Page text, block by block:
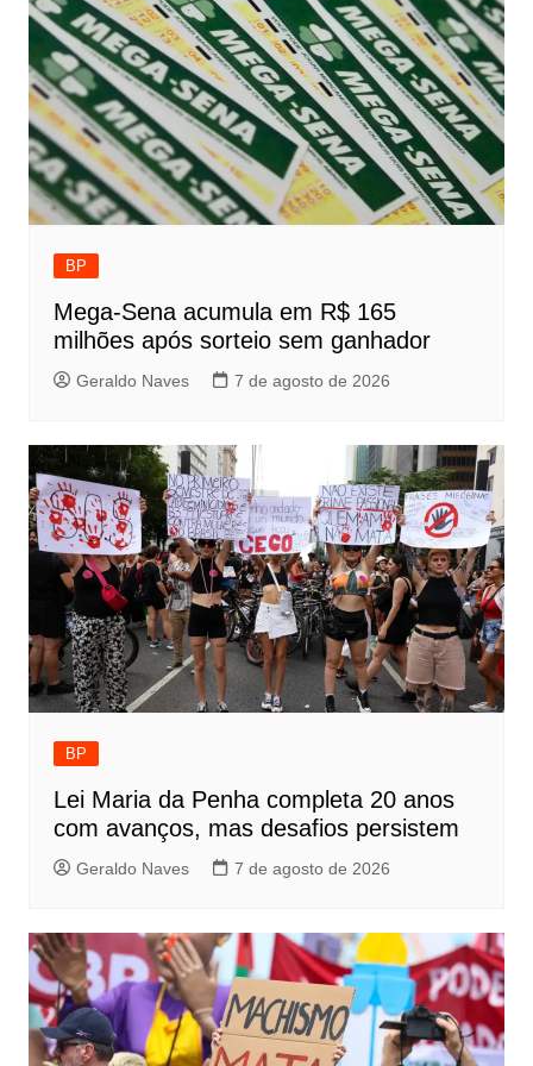
BP
Mega-Sena acumula em R$ 165
milhões após sorteio sem ganhador
Geraldo Naves 7 de agosto de 2026
BP
Lei Maria da Penha completa 20 anos
com avanços, mas desafios persistem
Geraldo Naves 7 de agosto de 2026